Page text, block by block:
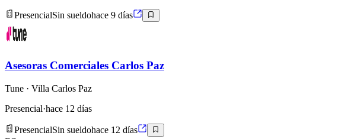
PresencialSin sueldohace 9 días
Asesoras Comerciales Carlos Paz
Tune · Villa Carlos Paz
Presencial·hace 12 días
PresencialSin sueldohace 12 días